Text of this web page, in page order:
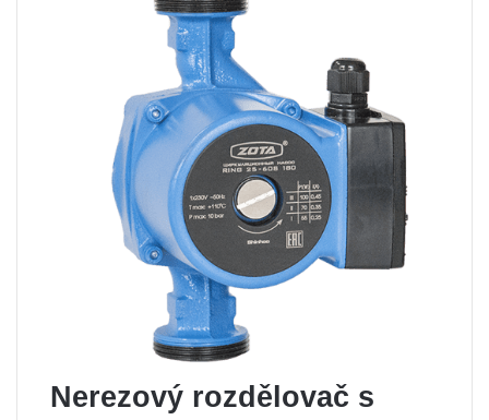
Nerezový rozdělovač s